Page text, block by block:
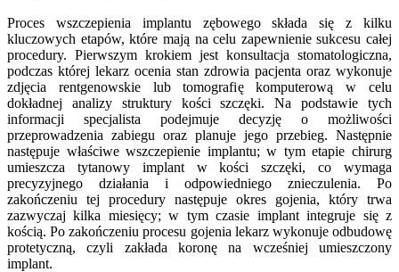
Proces wszczepienia implantu zębowego składa się z kilku
kluczowych etapów, które mają na celu zapewnienie sukcesu całej
procedury. Pierwszym krokiem jest konsultacja stomatologiczna,
podczas której lekarz ocenia stan zdrowia pacjenta oraz wykonuje
zdjęcia rentgenowskie lub tomografię komputerową w celu
dokładnej analizy struktury kości szczęki. Na podstawie tych
informacji specjalista podejmuje decyzję o możliwości
przeprowadzenia zabiegu oraz planuje jego przebieg. Następnie
następuje właściwe wszczepienie implantu; w tym etapie chirurg
umieszcza tytanowy implant w kości szczęki, co wymaga
precyzyjnego działania i odpowiedniego znieczulenia. Po
zakończeniu tej procedury następuje okres gojenia, który trwa
zazwyczaj kilka miesięcy; w tym czasie implant integruje się z
kością. Po zakończeniu procesu gojenia lekarz wykonuje odbudowę
protetyczną, czyli zakłada koronę na wcześniej umieszczony
implant.